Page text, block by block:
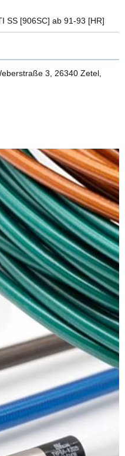
SS [906SC] ab 91-93 [HR]
3, 26340 Zetel,